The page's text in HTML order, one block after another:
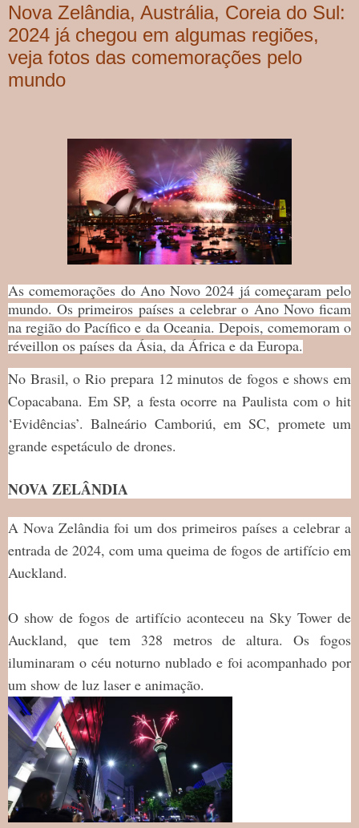
Nova Zelândia, Austrália, Coreia do Sul:
2024 já chegou em algumas regiões,
veja fotos das comemorações pelo
mundo
As comemorações do Ano Novo 2024 já começaram pelo
mundo. Os primeiros países a celebrar o Ano Novo ficam
na região do Pacífico e da Oceania. Depois, comemoram o
réveillon os países da Ásia, da África e da Europa.
No Brasil, o Rio prepara 12 minutos de fogos e shows em
Copacabana. Em SP, a festa ocorre na Paulista com o hit
‘Evidências’. Balneário Camboriú, em SC, promete um
grande espetáculo de drones.
NOVA ZELÂNDIA
A Nova Zelândia foi um dos primeiros países a celebrar a
entrada de 2024, com uma queima de fogos de artifício em
Auckland.
O show de fogos de artifício aconteceu na Sky Tower de
Auckland, que tem 328 metros de altura. Os fogos
iluminaram o céu noturno nublado e foi acompanhado por
um show de luz laser e animação.